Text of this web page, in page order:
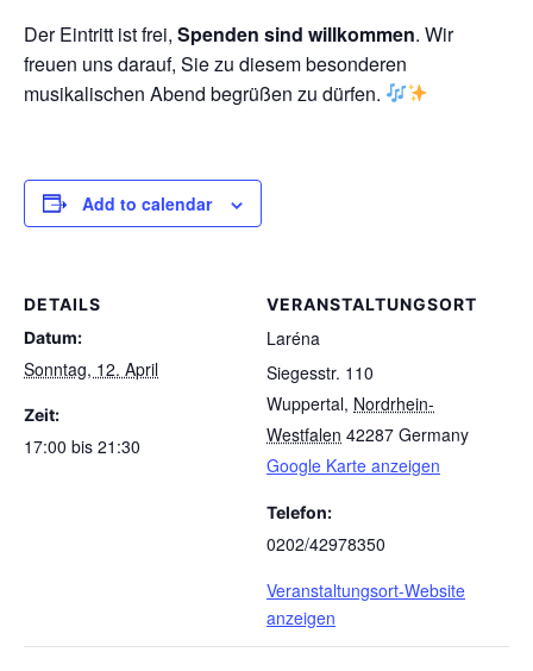
Der Eintritt ist frei, Spenden sind willkommen. Wir
freuen uns darauf, Sie zu diesem besonderen
musikalischen Abend begrüßen zu dürfen.
Add to calendar
DETAILS
Datum:
Sonntag, 12. April
Zeit:
17:00 bis 21:30
VERANSTALTUNGSORT
Laréna
Siegesstr. 110
Wuppertal, Nordrhein-
Westfalen 42287 Germany
Google Karte anzeigen
Telefon:
0202/42978350
Veranstaltungsort-Website
anzeigen